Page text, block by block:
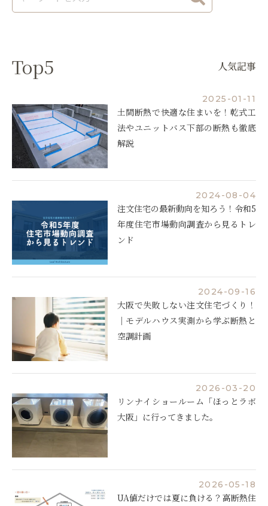
Top5 人気記事
2025-01-11
土間断熱で快適な住まいを！乾式工
法やユニットバス下部の断熱も徹底
解説
2024-08-04
注文住宅の最新動向を知ろう！令和5
年度住宅市場動向調査から見るトレ
ンド
2024-09-16
大阪で失敗しない注文住宅づくり！
｜モデルハウス実測から学ぶ断熱と
空調計画
2026-03-20
リンナイショールーム「ほっとラボ
大阪」に行ってきました。
2026-05-18
UA値だけでは夏に負ける？高断熱住